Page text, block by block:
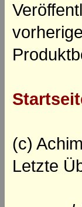
(c)
Letzte